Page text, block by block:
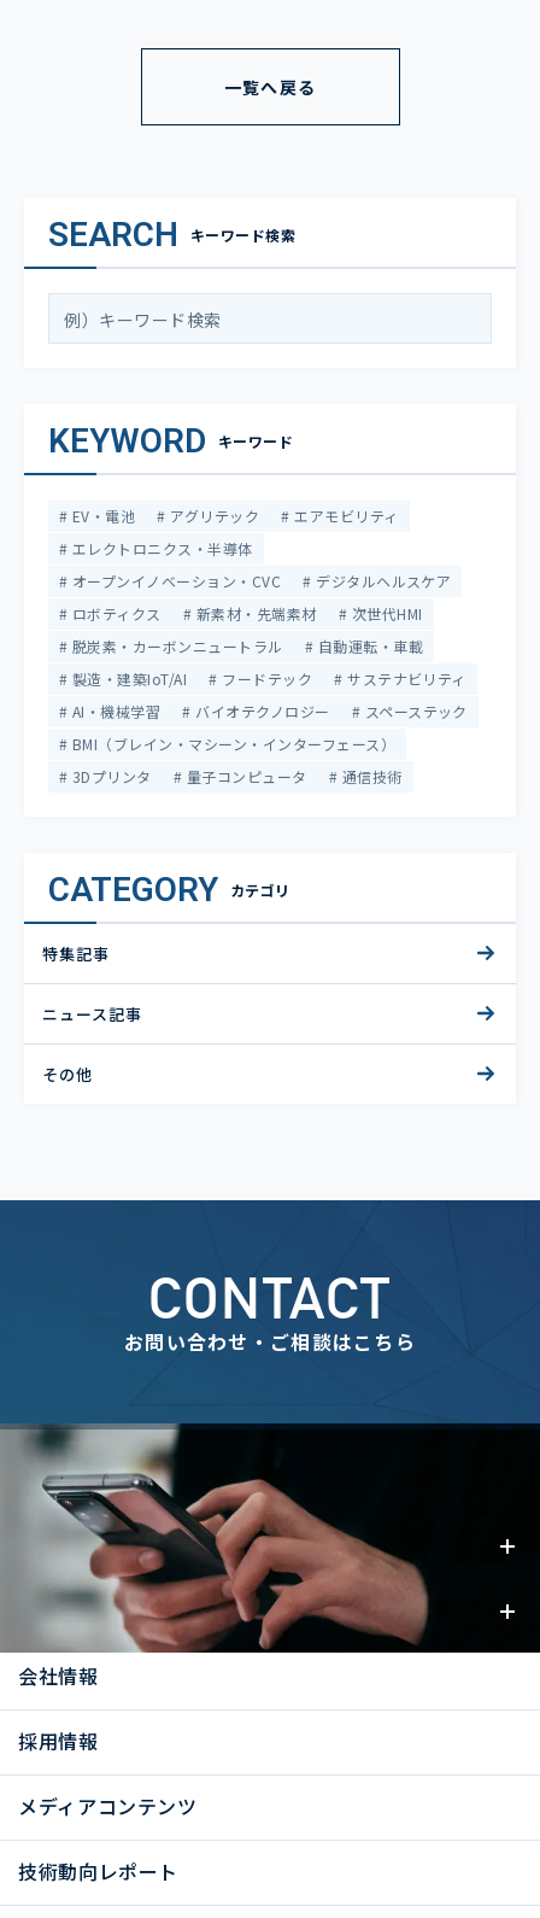
一覧へ戻る
SEARCH キーワード検索
KEYWORD キーワード
EV・電池 アグリテック
エアモビリティ
エレクトロニクス・半導体
オープンイノベーション・CVC
デジタルヘルスケア
ロボティクス
新素材・先端素材
次世代HMI
脱炭素・カーボンニュートラル
自動運転・車載
製造・建築IoT/AI
フードテック
サステナビリティ
AI・機械学習
バイオテクノロジー
スペーステック
BMI（ブレイン・マシーン・インターフェース）
3Dプリンタ
量子コンピュータ 通信技術
CATEGORY カテゴリ
特集記事
ニュース記事
その他
CONTACT
お問い合わせ・ご相談はこちら
事業内容
お知らせ
会社情報
採用情報
メディアコンテンツ
技術動向レポート